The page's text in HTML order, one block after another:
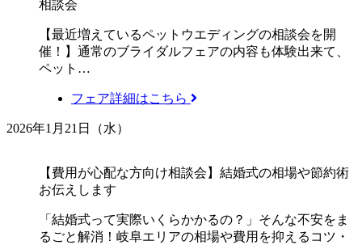
相談会
【最近増えているペットウエディングの相談会を開
催！】通常のブライダルフェアの内容も体験出来て、
ペット…
フェア詳細はこちら
2026年1月21日（水）
【費用が心配な方向け相談会】結婚式の相場や節約術
お伝えします
「結婚式って実際いくらかかるの？」そんな不安をま
るごと解消！岐阜エリアの相場や費用を抑えるコツ・